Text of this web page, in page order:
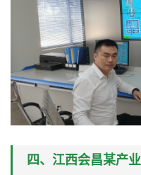
四、江西会昌某产